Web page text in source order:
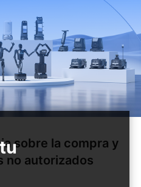
sobre la compra y
no autorizados